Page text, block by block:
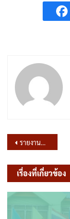
แนะแนว
เรื่อง
รายงานผลการจัดซื้อจัดจ้างหรือการจัดหาพัสดุประจำปี 2568
เรื่องที่เกี่ยวข้อง